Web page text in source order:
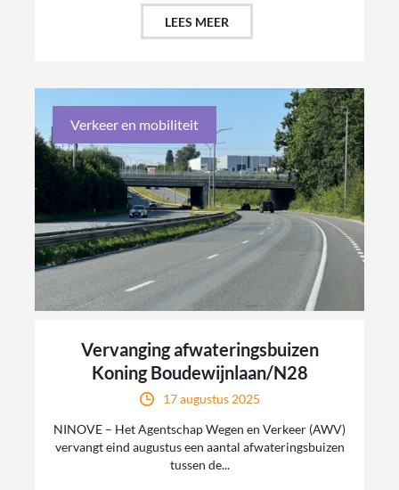
LEES MEER
Verkeer en mobiliteit
Vervanging afwateringsbuizen
Koning Boudewijnlaan/N28
17 augustus 2025
NINOVE – Het Agentschap Wegen en Verkeer (AWV)
vervangt eind augustus een aantal afwateringsbuizen
tussen de...